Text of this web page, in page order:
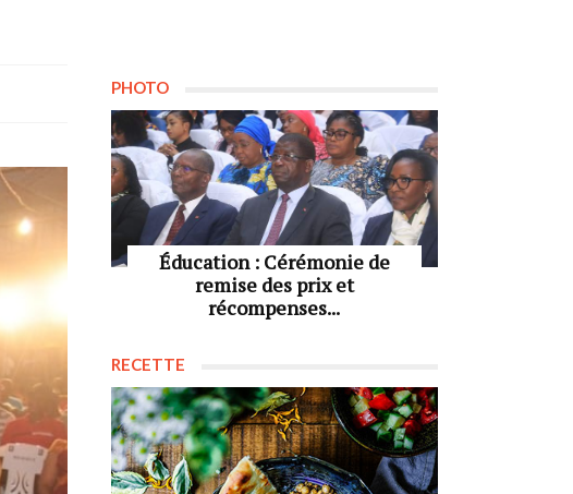
PHOTO
Éducation : Cérémonie de
remise des prix et
récompenses...
RECETTE